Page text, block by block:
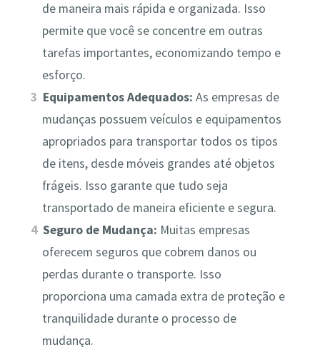
de maneira mais rápida e organizada. Isso
permite que você se concentre em outras
tarefas importantes, economizando tempo e
esforço.
Equipamentos Adequados: As empresas de
mudanças possuem veículos e equipamentos
apropriados para transportar todos os tipos
de itens, desde móveis grandes até objetos
frágeis. Isso garante que tudo seja
transportado de maneira eficiente e segura.
Seguro de Mudança: Muitas empresas
oferecem seguros que cobrem danos ou
perdas durante o transporte. Isso
proporciona uma camada extra de proteção e
tranquilidade durante o processo de
mudança.